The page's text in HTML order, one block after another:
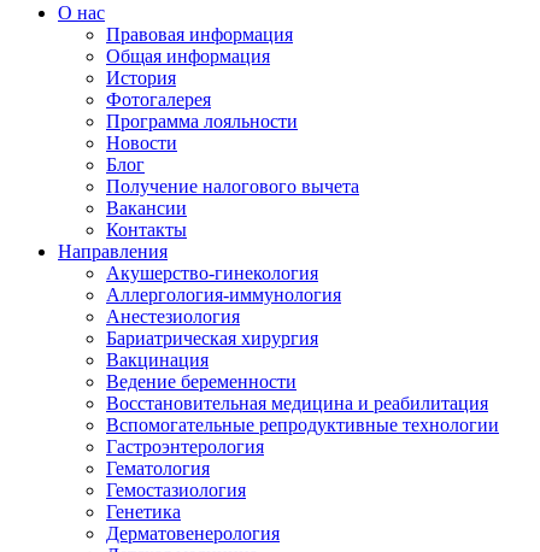
О нас
Правовая информация
Общая информация
История
Фотогалерея
Программа лояльности
Новости
Блог
Получение налогового вычета
Вакансии
Контакты
Направления
Акушерство-гинекология
Аллергология-иммунология
Анестезиология
Бариатрическая хирургия
Вакцинация
Ведение беременности
Восстановительная медицина и реабилитация
Вспомогательные репродуктивные технологии
Гастроэнтерология
Гематология
Гемостазиология
Генетика
Дерматовенерология